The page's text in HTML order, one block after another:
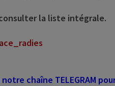
la liste intégrale.
chaîne TELEGRAM